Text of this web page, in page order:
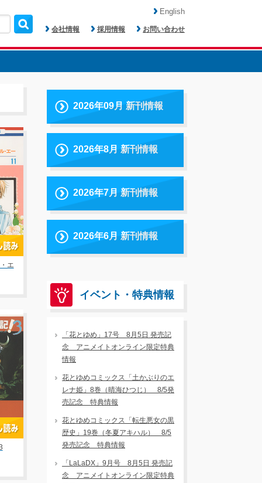
会社情報 採用情報 お問い合わせ
English
2026年09月 新刊情報
2026年8月 新刊情報
2026年7月 新刊情報
2026年6月 新刊情報
イベント・特典情報
「花とゆめ」17号 8月5日 発売記
念 アニメイトオンライン限定特典
情報
花とゆめコミックス「土かぶりのエ
レナ姫」8巻（晴海ひつじ） 8/5発
売記念 特典情報
花とゆめコミックス「転生悪女の黒
歴史」19巻（冬夏アキハル） 8/5
発売記念 特典情報
「LaLaDX」9月号 8月5日 発売記
念 アニメイトオンライン限定特典
エ